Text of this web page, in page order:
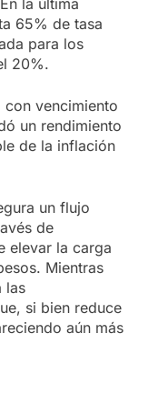
65% de tasa
para los
20%.
con vencimiento
un rendimiento
de la inflación
un flujo
de
elevar la carga
Mientras
las
si bien reduce
aún más